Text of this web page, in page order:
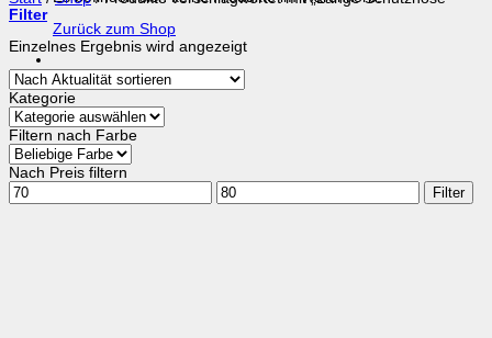
Zurück zum Shop
Filter
Einzelnes Ergebnis wird angezeigt
Kategorie
Filtern nach Farbe
Nach Preis filtern
Min.
Preis
Max.
Preis
Filter